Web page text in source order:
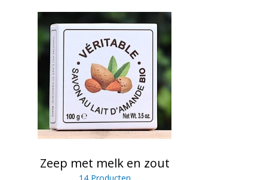
Zeep met melk en zout